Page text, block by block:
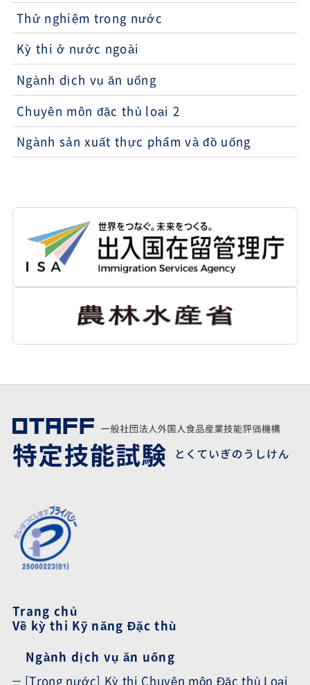
Thử nghiệm trong nước
Kỳ thi ở nước ngoài
Ngành dịch vụ ăn uống
Chuyên môn đặc thù loại 2
Ngành sản xuất thực phẩm và đồ uống
Trang chủ
Về kỳ thi Kỹ năng Đặc thù
Ngành dịch vụ ăn uống
[Trong nước] Kỳ thi Chuyên môn Đặc thù Loại